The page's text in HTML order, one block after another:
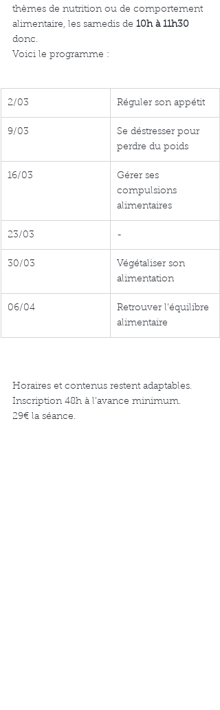
thèmes de nutrition ou de comportement
alimentaire, les samedis de 10h à 11h30
donc.
Voici le programme :
2/03 Réguler son appétit
9/03
Se déstresser pour
perdre du poids
16/03
Gérer ses
compulsions
alimentaires
23/03 -
30/03
Végétaliser son
alimentation
06/04
Retrouver l’équilibre
alimentaire
Horaires et contenus restent adaptables.
Inscription 48h à l’avance minimum.
29€ la séance.